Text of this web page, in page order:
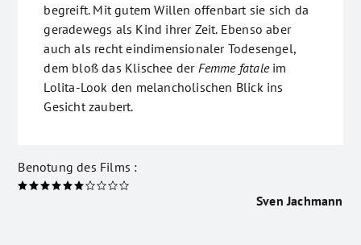
begreift. Mit gutem Willen offenbart sie sich da
geradewegs als Kind ihrer Zeit. Ebenso aber
auch als recht eindimensionaler Todesengel,
dem bloß das Klischee der Femme fataleim
Lolita-Look den melancholischen Blick ins
Gesicht zaubert.
Benotung des Films :
Sven Jachmann